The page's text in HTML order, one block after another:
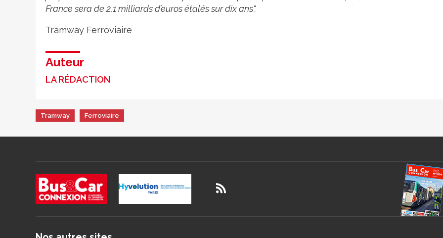
France sera de 2,1 milliards d’euros étalés sur dix ans".
Tramway Ferroviaire
Auteur
LA RÉDACTION
Tramway Ferroviaire